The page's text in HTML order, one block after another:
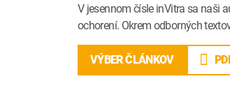
V jesennom čísle inVitra sa naši
ochorení. Okrem odborných
VÝBER ČLÁNKOV